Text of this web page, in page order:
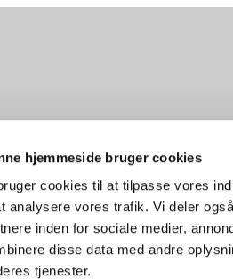
hjemmeside bruger cookies
cookies til at tilpasse vores
analysere vores trafik. Vi deler
inden for sociale medier,
disse data med andre
tjenester.